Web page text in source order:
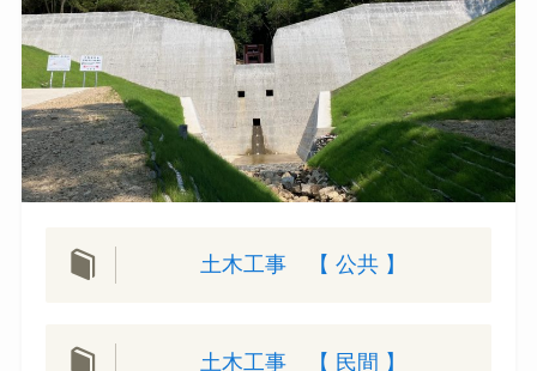
土木工事 【 公共 】
土木工事 【 民間 】